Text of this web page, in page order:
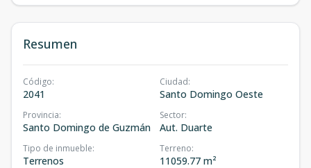
Resumen
Código:
2041
Ciudad:
Santo Domingo Oeste
Provincia:
Santo Domingo de Guzmán
Sector:
Aut. Duarte
Tipo de inmueble:
Terrenos
Terreno:
11059.77 m²